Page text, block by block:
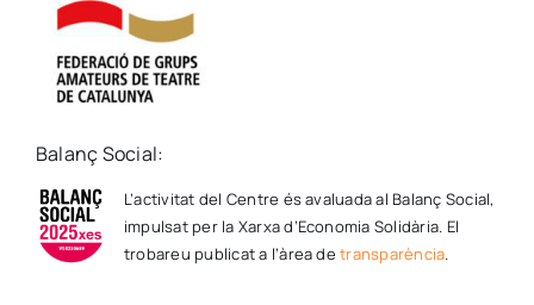
Balanç Social:
L’activitat del Centre és avaluada al Balanç Social,
impulsat per la Xarxa d’Economia Solidària. El
trobareu publicat a l’àrea detransparència.